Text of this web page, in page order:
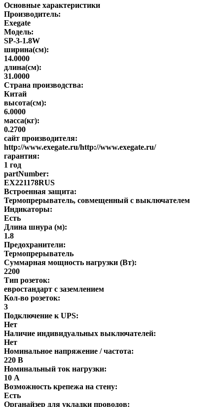
Основные характеристики
Производитель:
Exegate
Модель:
SP-3-1.8W
ширина(см):
14.0000
длина(см):
31.0000
Страна производства:
Китай
высота(см):
6.0000
масса(кг):
0.2700
сайт производителя:
http://www.exegate.ru/http://www.exegate.ru/
гарантия:
1 год
partNumber:
EX221178RUS
Встроенная защита:
Термопрерыватель, совмещенный с выключателем
Индикаторы:
Есть
Длина шнура (м):
1.8
Предохранители:
Термопрерыватель
Суммарная мощность нагрузки (Вт):
2200
Тип розеток:
евростандарт с заземлением
Кол-во розеток:
3
Подключение к UPS:
Нет
Наличие индивидуальных выключателей:
Нет
Номинальное напряжение / частота:
220 В
Номинальный ток нагрузки:
10 А
Возможность крепежа на стену:
Есть
Органайзер для укладки проводов: